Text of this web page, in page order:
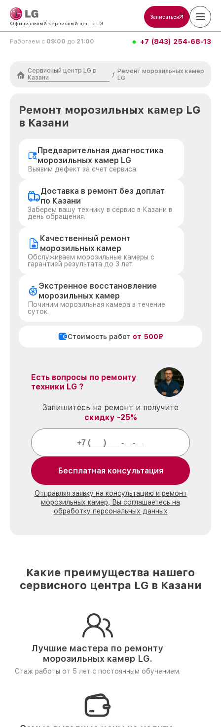
Официальный сервисный центр LG
Записаться
Работаем с 09:00 до 21:00 +7 (843) 254-68-13
Сервисный центр LG в
Казани
/ Ремонт морозильных камер
LG
Ремонт морозильных камер LG
в Казани
Предварительная диагностика
морозильных камер LG
Выявим дефект за счет сервиса.
Доставка в ремонт без доплат
по Казани
Заберем вашу технику в сервис в Казани в
день обращения.
Качественный ремонт
морозильных камер
Обслуживаем морозильные камеры с
гарантией результата до 3 лет.
Экстренное восстановление
морозильных камер
Починим морозильная камера в течение
суток.
Стоимость работ от 500₽
Есть вопросы по ремонту
техники LG ?
Запишитесь на ремонт и получите
скидку -25%
Бесплатная консультация
Отправляя заявку на консультацию и ремонт
морозильных камер, Вы соглашаетесь на
обработку персональных данных
Какие преимущества нашего
сервисного центра LG в Казани
Лучшие мастера по ремонту
морозильных камер LG.
Стаж работы от 5 лет с постоянным обучением.